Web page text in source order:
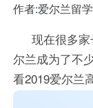
作者:爱尔兰留学
现在很多家
尔兰成为了不
看2019爱尔兰